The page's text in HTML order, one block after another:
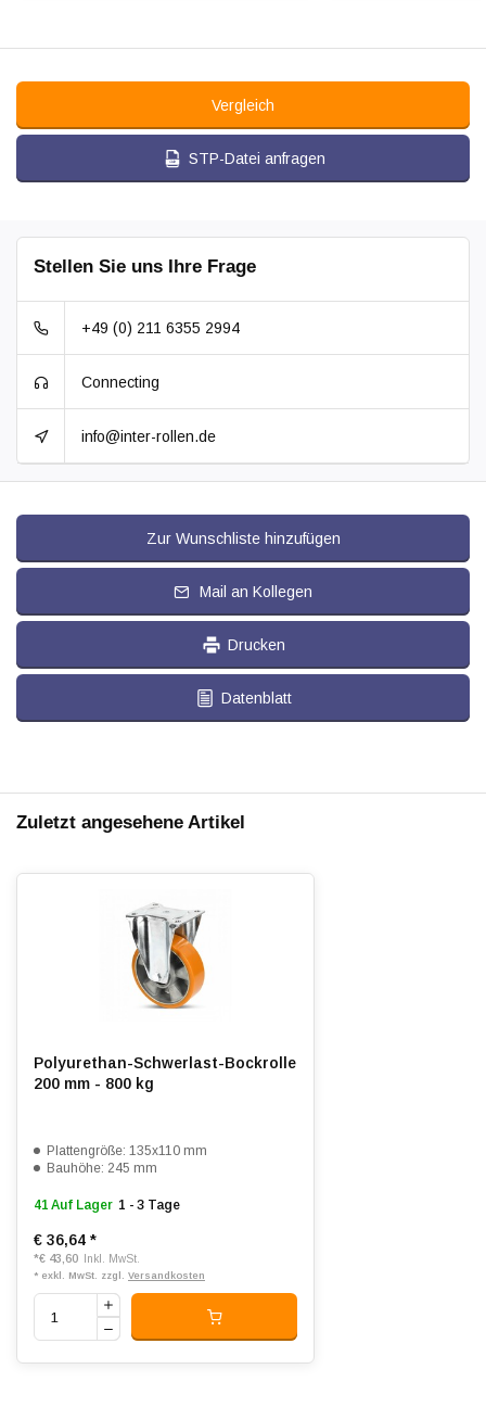
Vergleich
STP-Datei anfragen
Stellen Sie uns Ihre Frage
+49 (0) 211 6355 2994
Connecting
info@inter-rollen.de
Zur Wunschliste hinzufügen
Mail an Kollegen
Drucken
Datenblatt
Zuletzt angesehene Artikel
Polyurethan-Schwerlast-Bockrolle
200 mm - 800 kg
Plattengröße: 135x110 mm
Bauhöhe: 245 mm
41 Auf Lager 1 - 3 Tage
€ 36,64 *
*€ 43,60 Inkl. MwSt.
* exkl. MwSt. zzgl. Versandkosten